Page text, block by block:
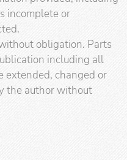
incomplete or
obligation. Parts
including all
extended, changed or
the author without